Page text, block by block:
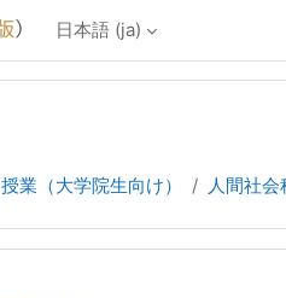
日本語 ‎(ja)‎
授業（大学院生向け） 人間社